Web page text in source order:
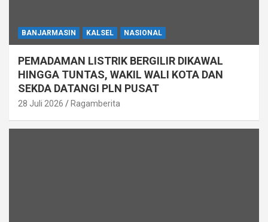
BANJARMASIN KALSEL NASIONAL
PEMADAMAN LISTRIK BERGILIR DIKAWAL
HINGGA TUNTAS, WAKIL WALI KOTA DAN
SEKDA DATANGI PLN PUSAT
28 Juli 2026 Ragamberita